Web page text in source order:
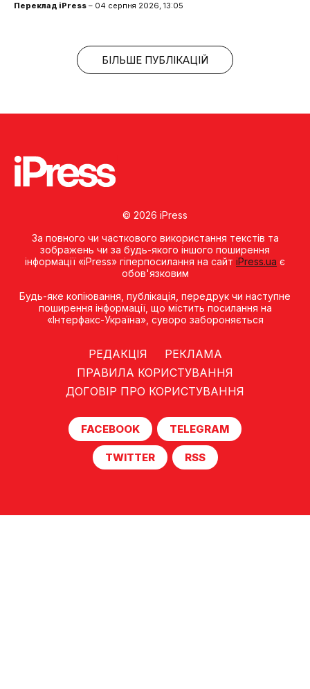
Переклад iPress – 04 серпня 2026, 13:05
БІЛЬШЕ ПУБЛІКАЦІЙ
© 2026 iPress
За повного чи часткового використання текстів та
зображень чи за будь-якого іншого поширення
інформації «iPress» гіперпосилання на сайт iPress.ua є
обов'язковим
Будь-яке копiювання, публiкацiя, передрук чи наступне
поширення iнформацiї, що мiстить посилання на
«Iнтерфакс-Україна», суворо забороняється
РЕДАКЦІЯ
РЕКЛАМА
ПРАВИЛА КОРИСТУВАННЯ
ДОГОВІР ПРО КОРИСТУВАННЯ
FACEBOOK TELEGRAM
TWITTER RSS